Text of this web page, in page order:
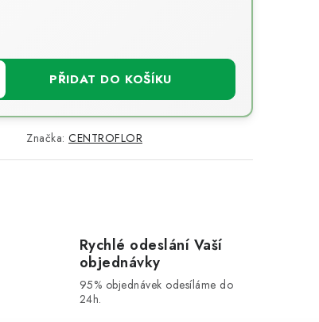
PŘIDAT DO KOŠÍKU
Značka: CENTROFLOR
Rychlé odeslání Vaší
objednávky
95% objednávek odesíláme do
24h.